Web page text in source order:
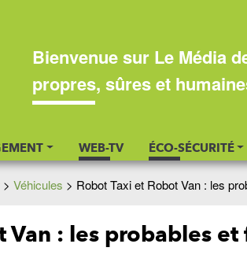
Bienvenue sur Le Média
propres, sûres et
WEB-TV ÉCO-SÉCURITÉ
> Véhicules > Robot Taxi et Robot Van : les
Van : les probables